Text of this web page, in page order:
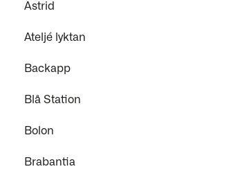
Astrid
Ateljé lyktan
Backapp
Blå Station
Bolon
Brabantia